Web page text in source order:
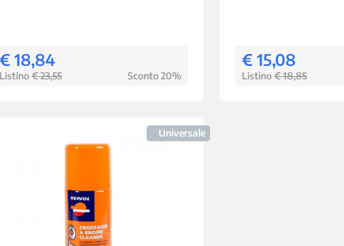
18,84
€ 23,55 Sconto 20%
€ 15,08
Listino € 18,85
Universale